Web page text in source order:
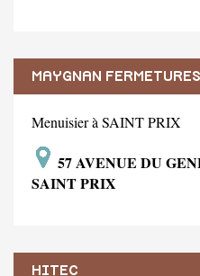
MAYGNAN FERMETURES
Menuisier à SAINT PRIX
57 AVENUE DU
SAINT PRIX
HITEC